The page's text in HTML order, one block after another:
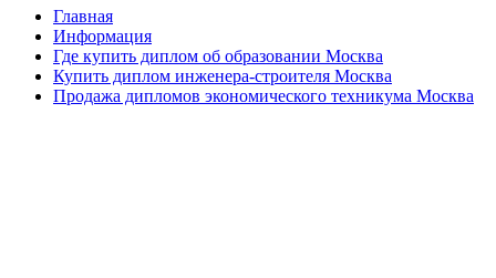
Главная
Информация
Где купить диплом об образовании Москва
Купить диплом инженера-строителя Москва
Продажа дипломов экономического техникума Москва